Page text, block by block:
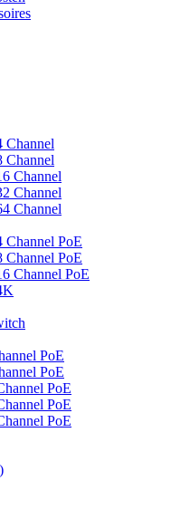
Channel
Channel
Channel
PoE
PoE
Channel PoE
PoE
PoE
PoE
PoE
PoE